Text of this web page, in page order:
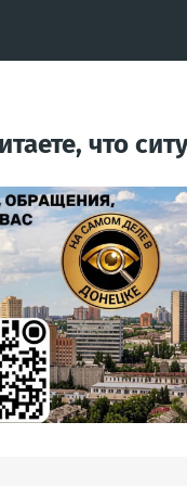
что